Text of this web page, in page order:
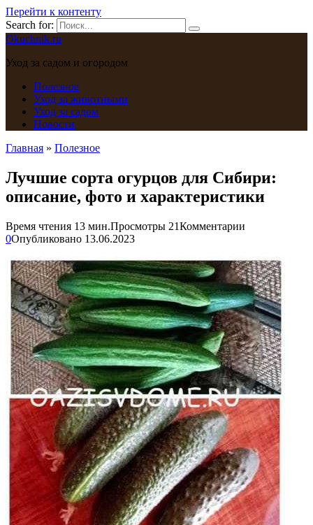
Перейти к контенту
Search for:
Okuchnik.ru
Уход за садом и огородом
Полезное
Уход за животными
Уход за садом
Новости
Главная » Полезное
Лучшие сорта огурцов для Сибири:
описание, фото и характеристики
Время чтения 13 мин.Просмотры 21Комментарии
0Опубликовано 13.06.2023